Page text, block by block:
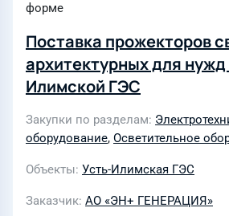
форме
Поставка прожекторов
архитектурных для нужд
Илимской ГЭС
Закупки по разделам
оборудование, Осветительное
Объекты Усть-Илимская ГЭС
Заказчик АО «ЭН+ ГЕНЕРАЦИЯ»